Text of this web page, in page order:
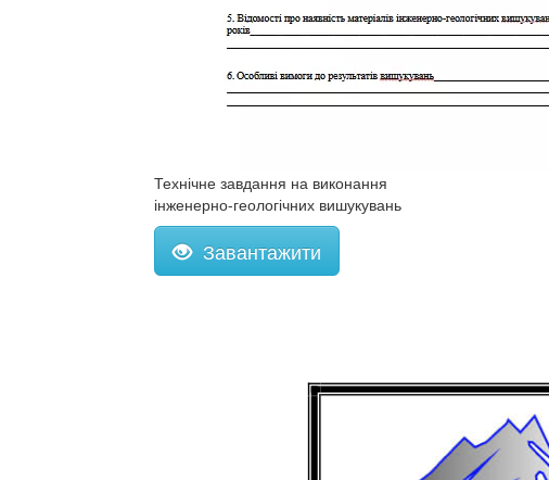
Технічне завдання на виконання
інженерно-геологічних вишукувань
Завантажити